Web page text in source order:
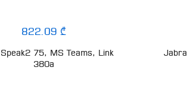
822.09 ₾
75, MS Teams, Link
380a
Jabra